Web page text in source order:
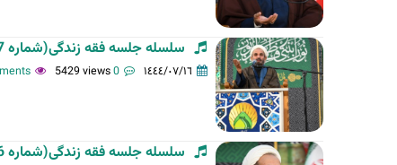
ل
أ
س
ا
س
ي
ة
سلسله جلسه فقه زندگی(شماره 7)-استاد فلاح زاده-13-11-1401
١٤٤٤/٠٧/١٦ 0 comments
5429 views
سلسله جلسه فقه زندگی(شماره 6)-استاد فلاح زاده-06-11-1401